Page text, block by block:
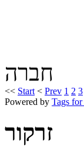
חברה
<< Start < Prev 1 2 3
Powered by Tags for
זרקור